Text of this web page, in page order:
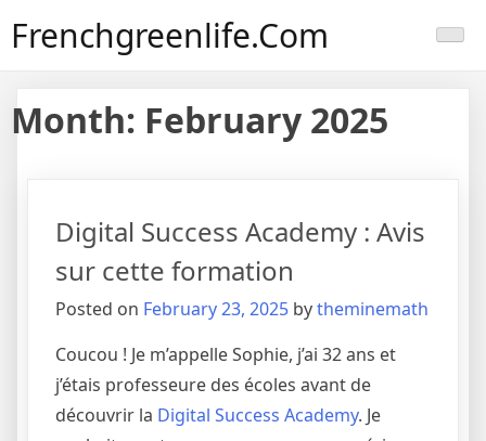
Frenchgreenlife.com
Month: February 2025
Digital Success Academy : Avis
sur cette formation
Posted on February 23, 2025 bytheminemath
Coucou ! Je m’appelle Sophie, j’ai 32 ans et
j’étais professeure des écoles avant de
découvrir la Digital Success Academy. Je